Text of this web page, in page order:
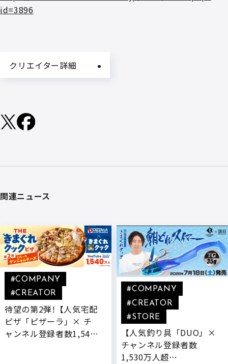
id=3896
クリエイター詳細
関連ニュース
待望の第2弾!【人気宅配
ピザ「ピザーラ」× チ
ャンネル登録者数1,540
#COMPANY
#CREATOR
【人気釣り具「DUO」×
チャンネル登録者数
1,530万人超
#COMPANY
#CREATOR
#STORE